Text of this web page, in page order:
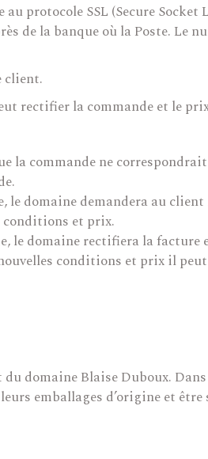
protocole SSL (Secure
de la banque où la Poste. Le
client.
rectifier la commande et le
la commande ne
le domaine demandera au
conditions et prix.
le domaine rectifiera la
conditions et prix il
domaine Blaise Duboux.
emballages d’origine et